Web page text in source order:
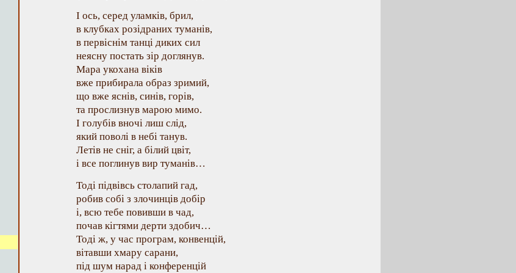
І ось, серед уламків, брил,
в клубках розідраних туманів,
в первіснім танці диких сил
неясну постать зір доглянув.
Мара укохана віків
вже прибирала образ зримий,
що вже яснів, синів, горів,
та прослизнув марою мимо.
І голубів вночі лиш слід,
який поволі в небі танув.
Летів не сніг, а білий цвіт,
і все поглинув вир туманів…
Тоді підвівсь столапий гад,
робив собі з злочинців добір
і, всю тебе повивши в чад,
почав кігтями дерти здобич…
Тоді ж, у час програм, конвенцій,
вітавши хмару сарани,
під шум нарад і конференцій